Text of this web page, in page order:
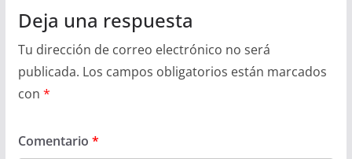
Deja una respuesta
Tu dirección de correo electrónico no será
publicada. Los campos obligatorios están marcados
con *
Comentario *